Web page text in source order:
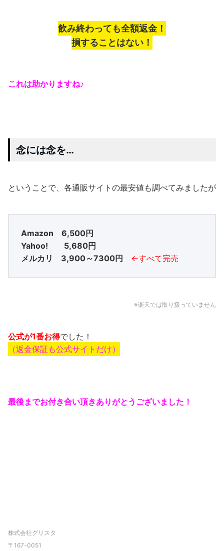
飲み終わっても全額返金！
損することはない！
これは助かりますね♪
念には念を…
ということで、各通販サイトの最安値も調べてみましたが
Amazon 6,500円
Yahoo! 5,680円
メルカリ 3,900～7300円
←すべて完売
※楽天では取り扱っていません
公式が1番お得でした！
（返金保証も公式サイトだけ）
最後までお付き合い頂きありがとうございました！
株式会社グリスタ
〒167-0051